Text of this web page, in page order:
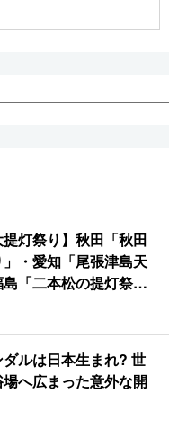
提灯祭り】秋田「秋田
・愛知「尾張津島天
「二本松の提灯祭
しい灯火が夜空を照
ダルは日本生まれ? 世
へ広まった意外な開